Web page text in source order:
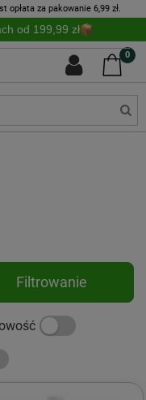
opłata za pakowanie 6,99 zł.
od 199,99 zł
0
Filtrowanie